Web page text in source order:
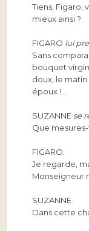
Tiens, Figaro,
mieux ainsi ?
FIGARO lui
Sans
bouquet
doux, le matin
époux !…
SUZANNE se
Que
FIGARO.
Je regarde,
Monseigneur
SUZANNE.
Dans cette